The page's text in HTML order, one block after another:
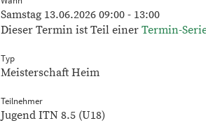
Samstag 13.06.2026 09:00 - 13:00
Dieser Termin ist Teil einer Termin-
Typ
Meisterschaft Heim
Teilnehmer
Jugend ITN 8.5 (U18)